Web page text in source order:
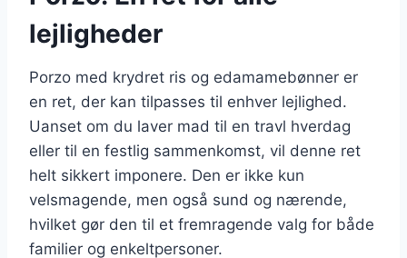
lejligheder
Porzo med krydret ris og edamamebønner er
en ret, der kan tilpasses til enhver lejlighed.
Uanset om du laver mad til en travl hverdag
eller til en festlig sammenkomst, vil denne ret
helt sikkert imponere. Den er ikke kun
velsmagende, men også sund og nærende,
hvilket gør den til et fremragende valg for både
familier og enkeltpersoner.